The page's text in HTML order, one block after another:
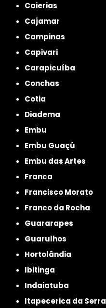
Caierias
Cajamar
Campinas
Capivari
Carapicuíba
Conchas
Cotia
Diadema
Embu
Embu Guaçú
Embu das Artes
Franca
Francisco Morato
Franco da Rocha
Guararapes
Guarulhos
Hortolândia
Ibitinga
Indaiatuba
Itapecerica da Serra